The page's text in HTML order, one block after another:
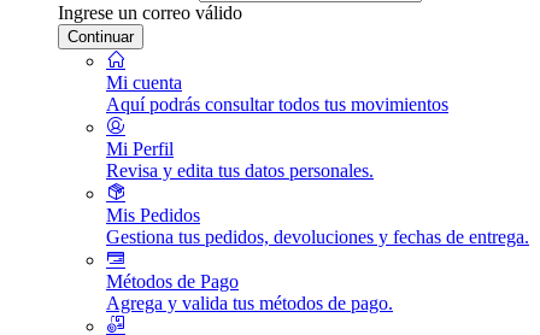
Ingrese un correo válido
Continuar
Mi cuenta
Aquí podrás consultar todos tus movimientos
Mi Perfil
Revisa y edita tus datos personales.
Mis Pedidos
Gestiona tus pedidos, devoluciones y fechas de entrega.
Métodos de Pago
Agrega y valida tus métodos de pago.